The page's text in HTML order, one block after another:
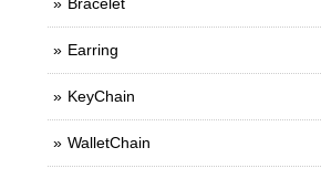
Bracelet
Earring
KeyChain
WalletChain